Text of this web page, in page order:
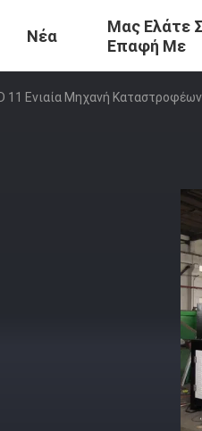
Νέα
Μας Ελάτε
Επαφή Με
11 Ενιαία Μηχανή